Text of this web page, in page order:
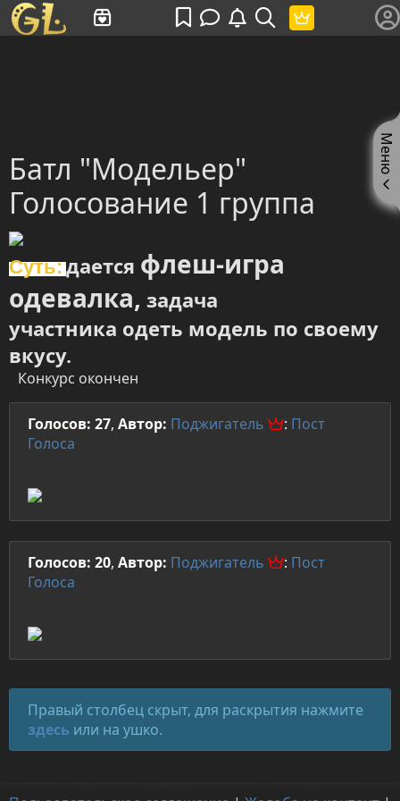
Батл "Модельер"
Голосование 1 группа
Суть:дается флеш-игра
одевалка, задача
участника одеть модель по своему
вкусу.
Конкурс окончен
Голосов: 27, Автор: Поджигатель : Пост
Голоса
Голосов: 20, Автор: Поджигатель : Пост
Голоса
Правый столбец скрыт, для раскрытия нажмите
здесь или на ушко.
Меню